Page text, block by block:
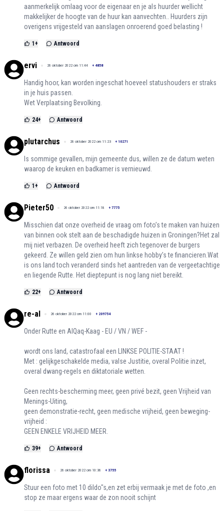
aanmerkelijk omlaag voor de eigenaar en je als huurder wellicht
makkelijker de hoogte van de huur kan aanvechten.. Huurders zijn
overigens vrijgesteld van aanslagen onroerend goed belasting !
1 + Antwoord
ervi 26 oktober 2022 om 11:44 + 4858
Handig hoor, kan worden ingeschat hoeveel statushouders er straks
in je huis passen.
Wet Verplaatsing Bevolking.
24+ Antwoord
plutarchus 26 oktober 2022 om 11:23 + 10271
Is sommige gevallen, mijn gemeente dus, willen ze de datum weten
waarop de keuken en badkamer is vernieuwd.
1 + Antwoord
Pieter50 26 oktober 2022 om 11:18 + 7775
Misschien dat onze overheid de vraag om foto’s te maken van huizen
van binnen ook stelt aan de beschadigde huizen in Groningen?Het zal
mij niet verbazen. De overheid heeft zich tegenover de burgers
gekeerd. Ze willen geld zien om hun linkse hobby’s te financieren.Wat
is ons land toch veranderd sinds het aantreden van de vergeetachtige
en liegende Rutte. Het dieptepunt is nog lang niet bereikt.
22+ Antwoord
re-al 26 oktober 2022 om 11:00 + 209754
Onder Rutte en AlQaq-Kaag - EU / VN / WEF -
wordt ons land, catastrofaal een LINKSE POLITIE-STAAT !
Met : gelijkgeschakelde media, valse Justitie, overal Politie inzet,
overal dwang-regels en diktatoriale wetten.
Geen rechts-bescherming meer, geen privé bezit, geen Vrijheid van
Menings-Uiting,
geen demonstratie-recht, geen medische vrijheid, geen beweging-
vrijheid :
GEEN ENKELE VRIJHEID MEER.
39+ Antwoord
florissa 26 oktober 2022 om 10:36 + 3755
Stuur een foto met 10 dildo"s,en zet erbij vermaak je met de foto ,en
stop ze maar ergens waar de zon nooit schijnt